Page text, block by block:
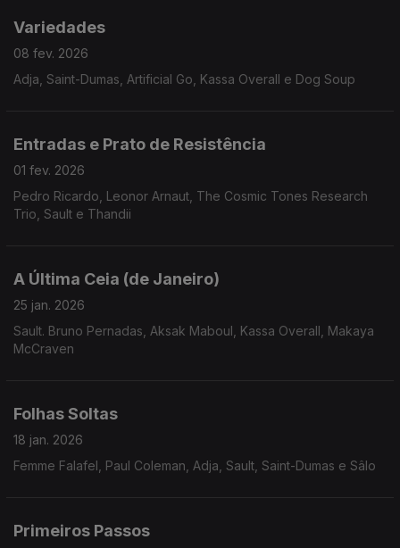
Variedades
08 fev. 2026
Adja, Saint-Dumas, Artificial Go, Kassa Overall e Dog Soup
Entradas e Prato de Resistência
01 fev. 2026
Pedro Ricardo, Leonor Arnaut, The Cosmic Tones Research
Trio, Sault e Thandii
A Última Ceia (de Janeiro)
25 jan. 2026
Sault. Bruno Pernadas, Aksak Maboul, Kassa Overall, Makaya
McCraven
Folhas Soltas
18 jan. 2026
Femme Falafel, Paul Coleman, Adja, Sault, Saint-Dumas e Sâlo
Primeiros Passos